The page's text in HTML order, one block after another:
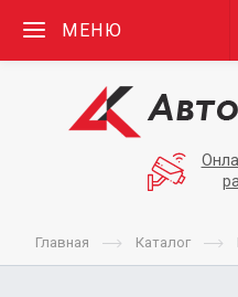
МЕНЮ
Главная Каталог